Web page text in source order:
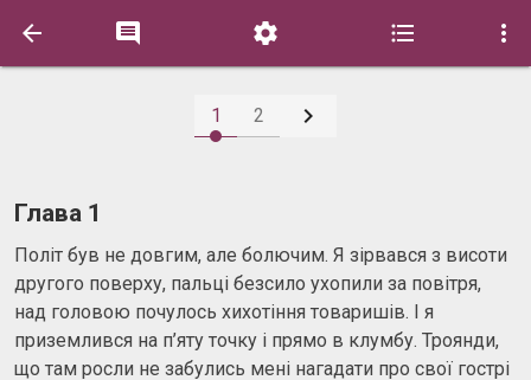
    
1 2 
Глава 1
Політ був не довгим, але болючим. Я зірвався з висоти
другого поверху, пальці безсило ухопили за повітря,
над головою почулось хихотіння товаришів. І я
приземлився на п’яту точку і прямо в клумбу. Троянди,
що там росли не забулись мені нагадати про свої гострі